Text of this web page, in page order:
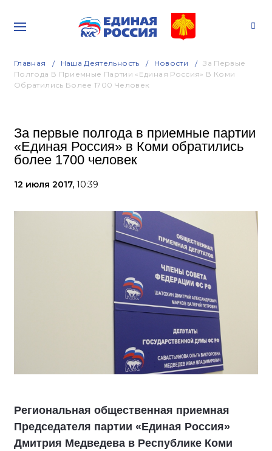
Главная Наша Деятельность Новости
За Первые
Полгода В Приемные Партии «Единая Россия» В Коми
Обратились Более 1700 Человек
За первые полгода в приемные партии
«Единая Россия» в Коми обратились
более 1700 человек
12 июля 2017, 10:39
Региональная общественная приемная
Председателя партии «Единая Россия»
Дмитрия Медведева в Республике Коми